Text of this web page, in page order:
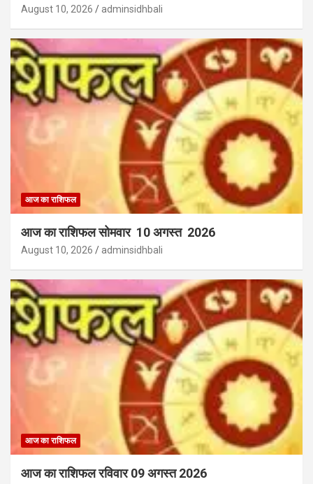
August 10, 2026 adminsidhbali
आज का राशिफल
आज का राशिफल सोमवार 10 अगस्त 2026
August 10, 2026 adminsidhbali
आज का राशिफल
आज का राशिफल रविवार 09 अगस्त 2026